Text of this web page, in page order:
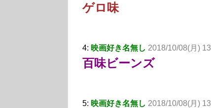
ゲロ味
4: 映画好き名無し 2018/10/08(月)
百味ビーンズ
5: 映画好き名無し 2018/10/08(月)